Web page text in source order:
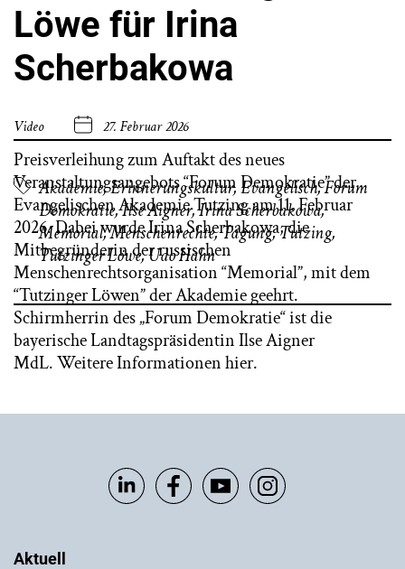
Löwe für Irina
Scherbakowa
Video 27. Februar 2026
Preisverleihung zum Auftakt des neues
Veranstaltungsangebots “Forum Demokratie” der
Evangelischen Akademie Tutzing am 11. Februar
2026. Dabei wurde Irina Scherbakowa, die
Mitbegründerin der russischen
Menschenrechtsorganisation “Memorial”, mit dem
“Tutzinger Löwen” der Akademie geehrt.
Schirmherrin des „Forum Demokratie“ ist die
bayerische Landtagspräsidentin Ilse Aigner
MdL.Weitere Informationen hier.
Akademie,Erinnerungskultur,Evangelisch,Forum
Demokratie,Ilse Aigner,Irina Scherbakowa,
Memorial,Menschenrechte,Tagung,Tutzing,
Tutzinger Löwe,Udo Hahn
Aktuell